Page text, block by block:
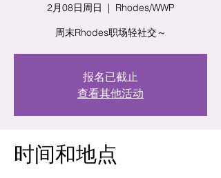
2月08日周日
  |
Rhodes/WWP
周末Rhodes职场轻社交～
报名已截止
查看其他活动
时间和地点